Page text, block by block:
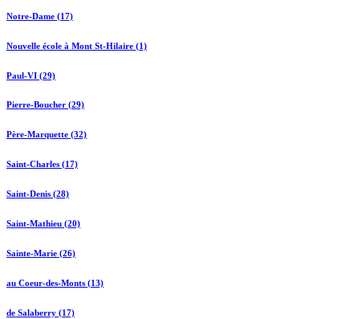
Notre-Dame (17)
Nouvelle école à Mont St-Hilaire (1)
Paul-VI (29)
Pierre-Boucher (29)
Père-Marquette (32)
Saint-Charles (17)
Saint-Denis (28)
Saint-Mathieu (20)
Sainte-Marie (26)
au Coeur-des-Monts (13)
de Salaberry (17)